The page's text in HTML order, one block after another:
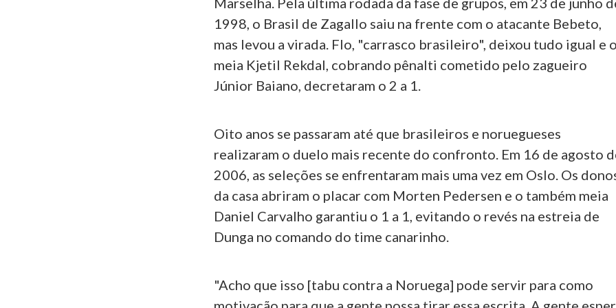
1998, o Brasil de Zagallo saiu na frente com o atacante Bebeto,
mas levou a virada. Flo, "carrasco brasileiro", deixou tudo igual e o
meia Kjetil Rekdal, cobrando pênalti cometido pelo zagueiro
Júnior Baiano, decretaram o 2 a 1.
Oito anos se passaram até que brasileiros e noruegueses
realizaram o duelo mais recente do confronto. Em 16 de agosto
2006, as seleções se enfrentaram mais uma vez em Oslo. Os
da casa abriram o placar com Morten Pedersen e o também meia
Daniel Carvalho garantiu o 1 a 1, evitando o revés na estreia de
Dunga no comando do time canarinho.
"Acho que isso [tabu contra a Noruega] pode servir para como